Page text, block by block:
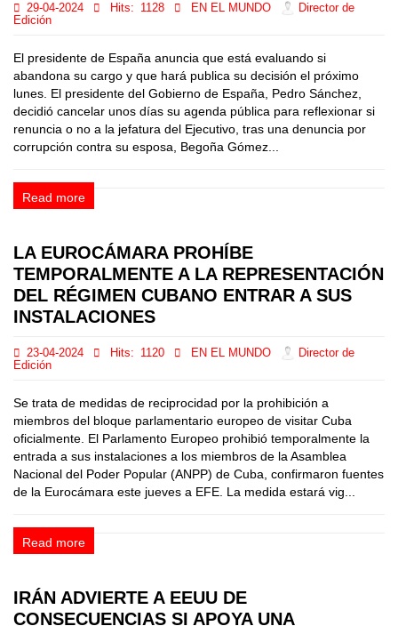
29-04-2024 Hits: 1128 EN EL MUNDO
Director de
Edición
El presidente de España anuncia que está evaluando si
abandona su cargo y que hará publica su decisión el próximo
lunes. El presidente del Gobierno de España, Pedro Sánchez,
decidió cancelar unos días su agenda pública para reflexionar si
renuncia o no a la jefatura del Ejecutivo, tras una denuncia por
corrupción contra su esposa, Begoña Gómez...
Read more
LA EUROCÁMARA PROHÍBE
TEMPORALMENTE A LA REPRESENTACIÓN
DEL RÉGIMEN CUBANO ENTRAR A SUS
INSTALACIONES
23-04-2024 Hits: 1120 EN EL MUNDO
Director de
Edición
Se trata de medidas de reciprocidad por la prohibición a
miembros del bloque parlamentario europeo de visitar Cuba
oficialmente. El Parlamento Europeo prohibió temporalmente la
entrada a sus instalaciones a los miembros de la Asamblea
Nacional del Poder Popular (ANPP) de Cuba, confirmaron fuentes
de la Eurocámara este jueves a EFE. La medida estará vig...
Read more
IRÁN ADVIERTE A EEUU DE
CONSECUENCIAS SI APOYA UNA